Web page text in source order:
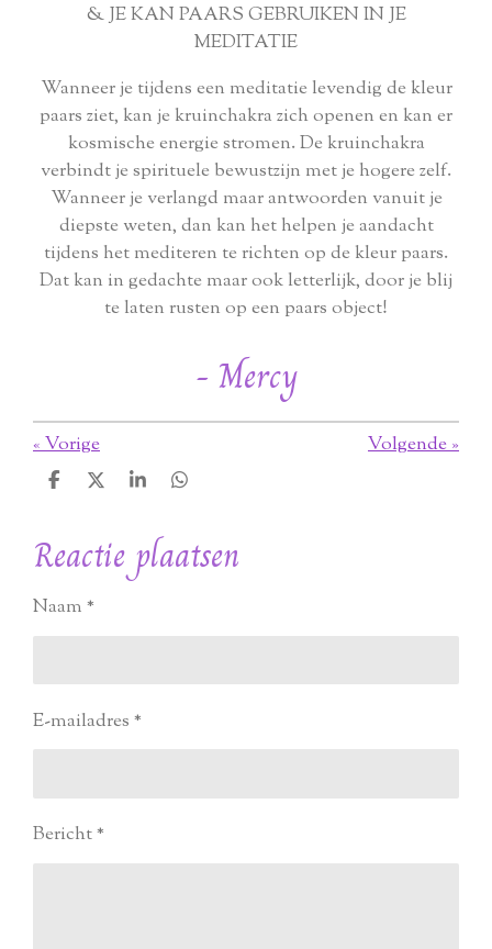
& JE KAN PAARS GEBRUIKEN IN JE
MEDITATIE
Wanneer je tijdens een meditatie levendig de kleur
paars ziet, kan je kruinchakra zich openen en kan er
kosmische energie stromen. De kruinchakra
verbindt je spirituele bewustzijn met je hogere zelf.
Wanneer je verlangd maar antwoorden vanuit je
diepste weten, dan kan het helpen je aandacht
tijdens het mediteren te richten op de kleur paars.
Dat kan in gedachte maar ook letterlijk, door je blij
te laten rusten op een paars object!
- Mercy
«Vorige Volgende»
D
n
D
l
S
e
D
n
Reactie plaatsen
Naam *
E-mailadres *
Bericht *